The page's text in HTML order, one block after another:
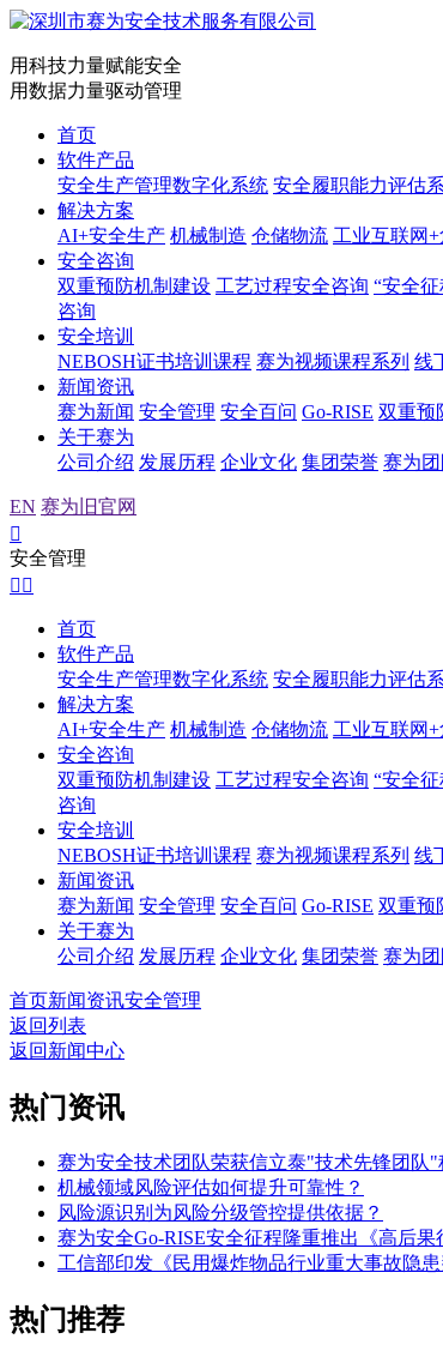
用科技力量赋能安全
用数据力量驱动管理
首页
软件产品
安全生产管理数字化系统 安全履职能力评估
解决方案
AI+安全生产 机械制造 仓储物流 工业互联网
安全咨询
双重预防机制建设 工艺过程安全咨询 “安全
咨询
安全培训
NEBOSH证书培训课程 赛为视频课程系列 线
新闻资讯
赛为新闻 安全管理 安全百问 Go-RISE 双重预
关于赛为
公司介绍 发展历程 企业文化 集团荣誉 赛为团
EN 赛为旧官网

安全管理
 
首页
软件产品
安全生产管理数字化系统 安全履职能力评估
解决方案
AI+安全生产 机械制造 仓储物流 工业互联网
安全咨询
双重预防机制建设 工艺过程安全咨询 “安全
咨询
安全培训
NEBOSH证书培训课程 赛为视频课程系列 线
新闻资讯
赛为新闻 安全管理 安全百问 Go-RISE 双重预
关于赛为
公司介绍 发展历程 企业文化 集团荣誉 赛为团
首页新闻资讯安全管理
返回列表
返回新闻中心
热门资讯
赛为安全技术团队荣获信立泰"技术先锋团队"
机械领域风险评估如何提升可靠性？
风险源识别为风险分级管控提供依据？
赛为安全Go-RISE安全征程隆重推出《高后
工信部印发《民用爆炸物品行业重大事故隐
热门推荐